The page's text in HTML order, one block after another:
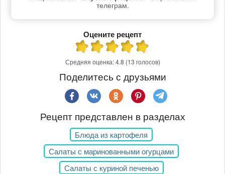
телеграм.
Оцените рецепт
Средняя оценка:4.8 (13 голосов)
Поделитесь с друзьями
Рецепт представлен в разделах
Блюда из картофеля
Салаты с маринованными огурцами
Салаты с куриной печенью